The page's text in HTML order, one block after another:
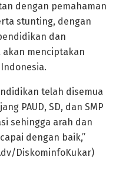
dengan pemahaman
stunting, dengan
dan
menciptakan
telah disemua
PAUD, SD, dan SMP
sehingga arah dan
dengan baik,”
DiskominfoKukar)